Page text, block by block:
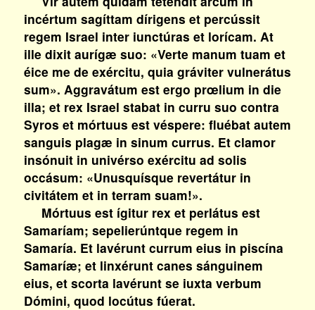
incértum sagíttam dírigens et percússit
regem Israel inter iunctúras et lorícam. At
ille dixit aurígæ suo: «Verte manum tuam et
éice me de exércitu, quia gráviter vulnerátus
sum». Aggravátum est ergo prœlium in die
illa; et rex Israel stabat in curru suo contra
Syros et mórtuus est véspere: fluébat autem
sanguis plagæ in sinum currus. Et clamor
insónuit in univérso exércitu ad solis
occásum: «Unusquísque revertátur in
civitátem et in terram suam!».
Mórtuus est ígitur rex et perlátus est
Samaríam; sepelierúntque regem in
Samaría. Et lavérunt currum eius in piscína
Samaríæ; et linxérunt canes sánguinem
eius, et scorta lavérunt se iuxta verbum
Dómini, quod locútus fúerat.